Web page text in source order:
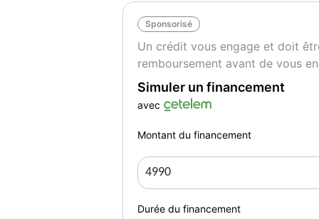
Sièges avant avec appuie-tête intégré
Stickers et badge Envy
Témoin de non bouclage de la ceinture de
Verrouillage centralisé avec télécommande
Volant et pommeau de levier de vitesse
Volant réglable en hauteur
VIOLET
Sponsorisé
Un crédit vous engage et doit
remboursement avant de vous
Simuler un financement
avec
Montant du financement
Durée du financement